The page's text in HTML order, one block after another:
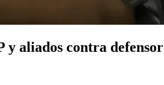
aliados contra